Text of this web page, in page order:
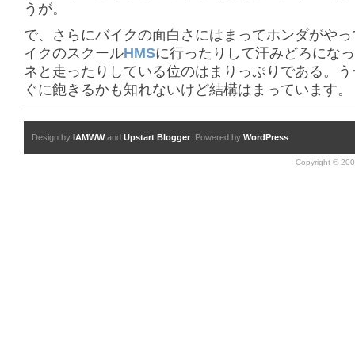
うが。
で、さらにバイクの面白さにはまってホンダがや
イクのスクールHMSに行ったりして汗みどろにな
ネと走ったりしている位のはまりっぷりである。
ぐに飽きるかも知れないけど結構はまっています。
Design by IAMWWand Upstart Blogger. Powered by WordPress
Copyright ©